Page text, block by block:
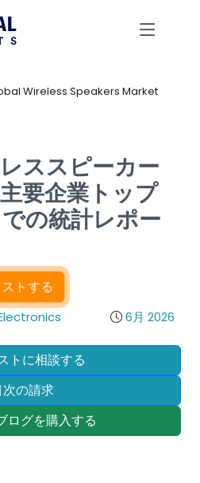
Wireless Speakers Market
ススピーカー
要企業トップ
の統計レポー
トする
6月 2026
トに相談する
次の請求
ログを購入する